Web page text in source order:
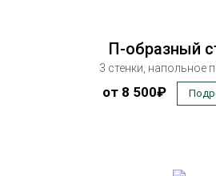
П-образный
3 стенки, напольное
от 8 500₽